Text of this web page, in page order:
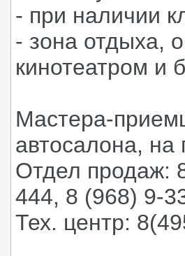
- при наличии
- зона отдыха,
кинотеатром и
Мастера-
автосалона, на
Отдел продаж:
444, 8 (968) 9-
Тех. центр: